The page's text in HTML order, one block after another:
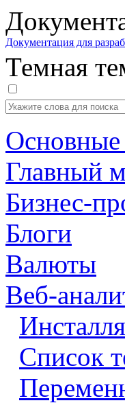
Документация для
Темная
Основные
Главный
Бизнес-
Блоги
Валюты
Веб-
Список